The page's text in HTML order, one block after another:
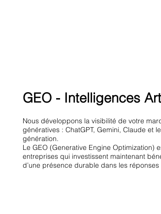
GEO - Intelligences
Nous développons la visibilité de votre
génératives : ChatGPT, Gemini, Claude et
génération.
Le GEO (Generative Engine Optimization)
entreprises qui investissent maintenant
d’une présence durable dans les réponses